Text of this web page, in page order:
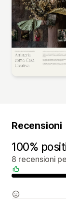
Recensioni
100%
8 recensioni
Recensioni